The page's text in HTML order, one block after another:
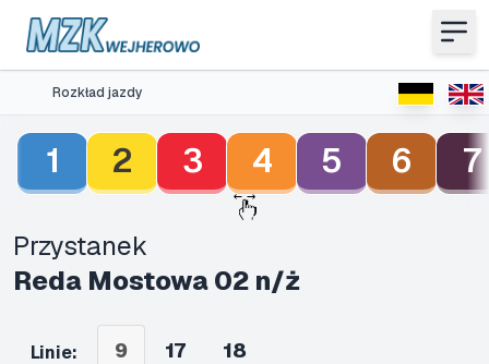
Rozkład jazdy
1 2 3 4 5 6 7
Przystanek
Reda Mostowa 02 n/ż
Linie: 9 17 18